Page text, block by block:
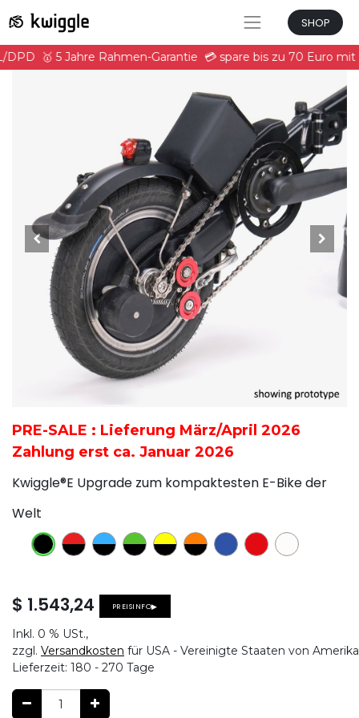
SHOP
DPD 🥇 5 Jahre Rahmen-Garantie 💳 spare bis zu 70 Euro
PRE-SALE : Lieferung März/April 2026
Zahlung erst ca. Januar 2026
Kwiggle®E Upgrade zum kompaktesten E-Bike der
Welt
$ 1.543,24 PREISINFO▶
Inkl. 0 % USt.,
zzgl. Versandkosten für USA - Vereinigte Staaten von Amerika
Lieferzeit: 180 - 270 Tage